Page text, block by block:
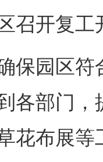
召开复
保园区符
各部门，
花布展